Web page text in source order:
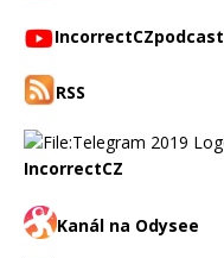
IncorrectCZpodcast
RSS
IncorrectCZ
Kanál na Odysee